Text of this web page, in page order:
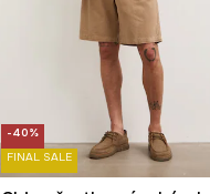
-40%
FINAL SALE